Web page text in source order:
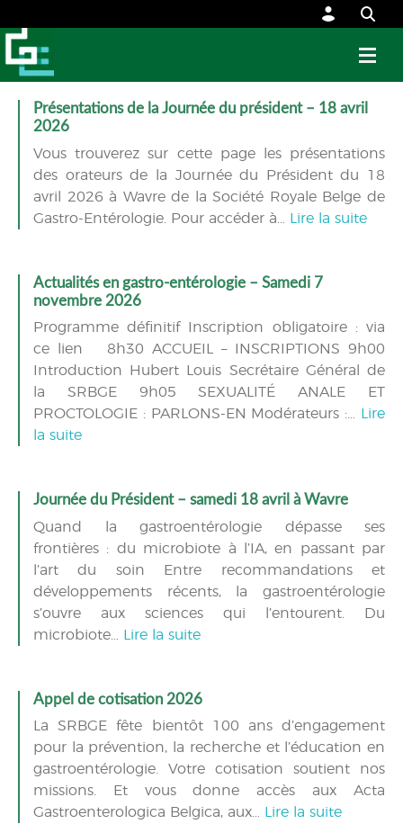
Présentations de la Journée du président – 18 avril
2026
Vous trouverez sur cette page les présentations
des orateurs de la Journée du Président du 18
avril 2026 à Wavre de la Société Royale Belge de
Gastro-Entérologie. Pour accéder à… Lire la suite
Actualités en gastro-entérologie – Samedi 7
novembre 2026
Programme définitif Inscription obligatoire : via
ce lien 8h30 ACCUEIL – INSCRIPTIONS 9h00
Introduction Hubert Louis Secrétaire Général de
la SRBGE 9h05 SEXUALITÉ ANALE ET
PROCTOLOGIE : PARLONS-EN Modérateurs :…
Lire
la suite
Journée du Président – samedi 18 avril à Wavre
Quand la gastroentérologie dépasse ses
frontières : du microbiote à l’IA, en passant par
l’art du soin Entre recommandations et
développements récents, la gastroentérologie
s’ouvre aux sciences qui l’entourent. Du
microbiote… Lire la suite
Appel de cotisation 2026
La SRBGE fête bientôt 100 ans d’engagement
pour la prévention, la recherche et l’éducation en
gastroentérologie. Votre cotisation soutient nos
missions. Et vous donne accès aux Acta
Gastroenterologica Belgica, aux…
Lire la suite